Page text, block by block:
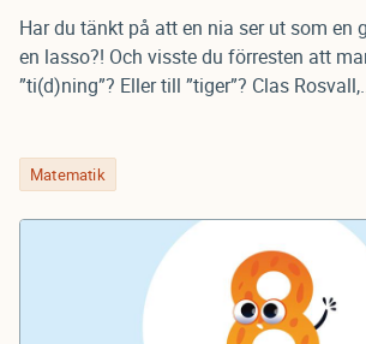
Har du tänkt på att en nia ser ut som en
en lasso?! Och visste du förresten att
”ti(d)ning”? Eller till ”tiger”? Clas
Matematik